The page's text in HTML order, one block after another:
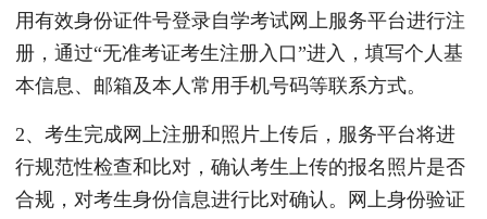
用有效身份证件号登录自学考试网上服务平台进行注
册，通过“无准考证考生注册入口”进入，填写个人基
本信息、邮箱及本人常用手机号码等联系方式。
2、考生完成网上注册和照片上传后，服务平台将进
行规范性检查和比对，确认考生上传的报名照片是否
合规，对考生身份信息进行比对确认。网上身份验证